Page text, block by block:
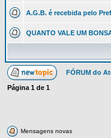
A.G.B. é recebida pelo
QUANTO VALE UM
FÓRUM do
Página 1 de 1
Mensagens novas